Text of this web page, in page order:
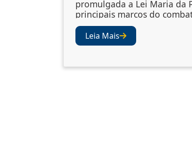
promulgada a Lei Maria da
principais marcos do
gênero no Brasil. A
mecanismos de prevenção,
vítimas e punição dos
para a importância de se
Leia Mais